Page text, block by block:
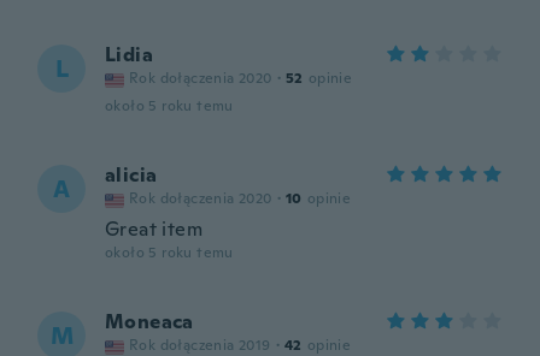
L Lidia
Rok dołączenia 2020 · 52 opinie
około 5 roku temu
A alicia
Rok dołączenia 2020 · 10 opinie
Great item
około 5 roku temu
M Moneaca
Rok dołączenia 2019 · 42 opinie